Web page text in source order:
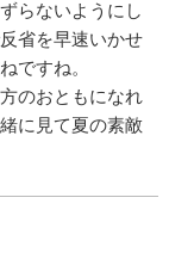
らないようにし
省を早速いかせ
ですね。
のおともになれ
に見て夏の素敵